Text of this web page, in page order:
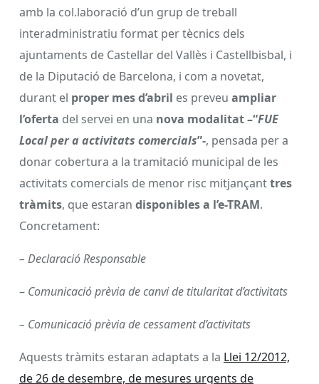
amb la col.laboració d’un grup de treball
interadministratiu format per tècnics dels
ajuntaments de Castellar del Vallès i Castellbisbal, i
de la Diputació de Barcelona, i com a novetat,
durant el proper mes d’abril es preveu ampliar
l’oferta del servei en una nova modalitat –“FUE
Local per a activitats comercials”-, pensada per a
donar cobertura a la tramitació municipal de les
activitats comercials de menor risc mitjançanttres
tràmits, que estaran disponibles a l’e-TRAM.
Concretament:
– Declaració Responsable
– Comunicació prèvia de canvi de titularitat d’activitats
– Comunicació prèvia de cessament d’activitats
Aquests tràmits estaran adaptats a la Llei 12/2012,
de 26 de desembre, de mesures urgents de